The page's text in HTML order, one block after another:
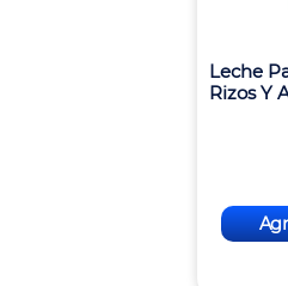
Leche
Rizos Y